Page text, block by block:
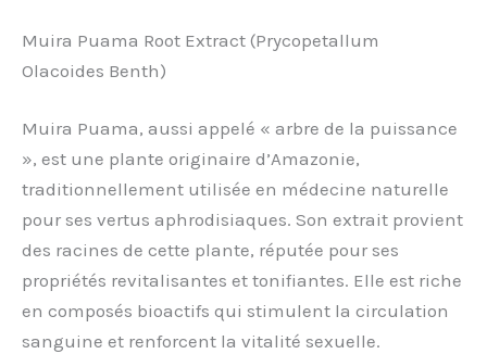
Muira Puama Root Extract (Prycopetallum
Olacoides Benth)
Muira Puama, aussi appelé « arbre de la puissance
», est une plante originaire d’Amazonie,
traditionnellement utilisée en médecine naturelle
pour ses vertus aphrodisiaques. Son extrait provient
des racines de cette plante, réputée pour ses
propriétés revitalisantes et tonifiantes. Elle est riche
en composés bioactifs qui stimulent la circulation
sanguine et renforcent la vitalité sexuelle.